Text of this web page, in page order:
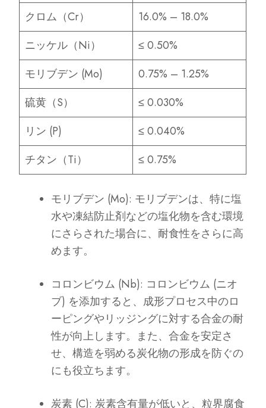
クロム（Cr）
16.0% – 18.0%
ニッケル（Ni）
≤ 0.50%
モリブデン (Mo)
0.75% – 1.25%
硫黄（S）
≤ 0.030%
リン (P)
≤ 0.040%
チタン（Ti）
≤ 0.75%
モリブデン (Mo): モリブデンは、特に塩
水や凍結防止剤などの塩化物を含む環境
にさらされた場合に、耐食性をさらに高
めます。
コロンビウム (Nb): コロンビウム (ニオ
ブ) を添加すると、成形プロセス中のロ
ーピングやリッジングに対する合金の耐
性が向上します。また、合金を安定さ
せ、構造を弱める炭化物の形成を防ぐの
にも役立ちます。
炭素 (C): 炭素含有量が低いと、粒界腐食